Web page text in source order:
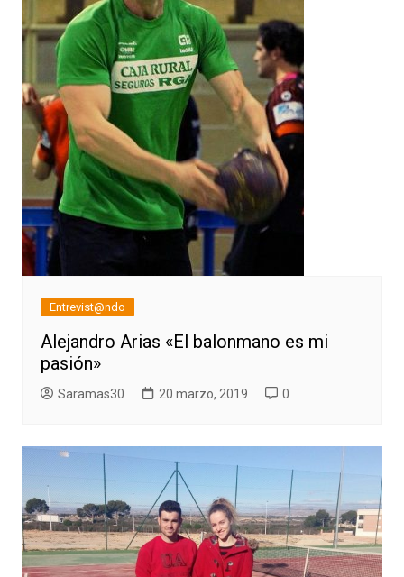
Entrevist@ndo
Alejandro Arias «El balonmano es mi
pasión»
Saramas30 20 marzo, 2019 0